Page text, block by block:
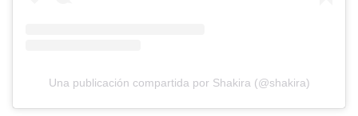
Una publicación compartida por Shakira (@shakira)